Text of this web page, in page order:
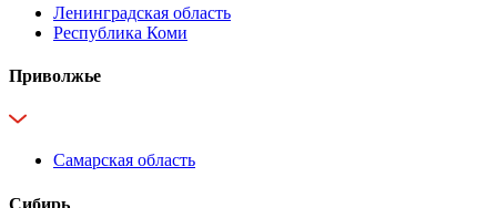
Ленинградская область
Республика Коми
Приволжье
Самарская область
Сибирь